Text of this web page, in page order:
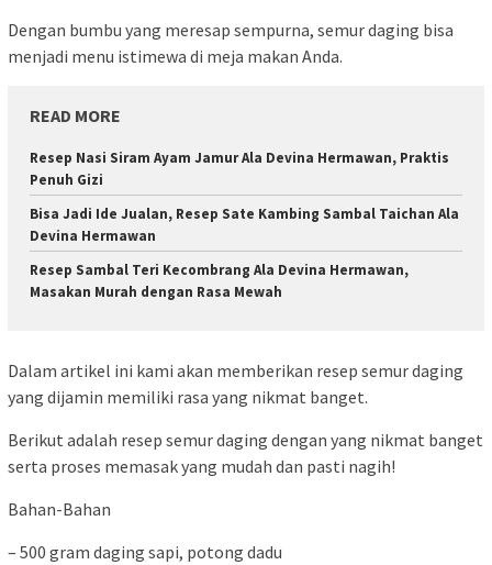
Dengan bumbu yang meresap sempurna, semur daging bisa
menjadi menu istimewa di meja makan Anda.
READ MORE
Resep Nasi Siram Ayam Jamur Ala Devina Hermawan, Praktis
Penuh Gizi
Bisa Jadi Ide Jualan, Resep Sate Kambing Sambal Taichan Ala
Devina Hermawan
Resep Sambal Teri Kecombrang Ala Devina Hermawan,
Masakan Murah dengan Rasa Mewah
Dalam artikel ini kami akan memberikan resep semur daging
yang dijamin memiliki rasa yang nikmat banget.
Berikut adalah resep semur daging dengan yang nikmat banget
serta proses memasak yang mudah dan pasti nagih!
Bahan-Bahan
– 500 gram daging sapi, potong dadu